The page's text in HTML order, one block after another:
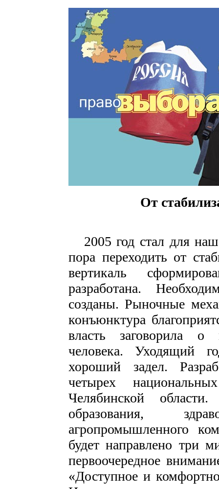
От
2005 год стал для
пора переходить от
вертикаль
разработана.
созданы. Рыночные
конъюнктура
власть заговорила о
человека. Уходящий
хороший задел.
четырех
Челябинской
образования,
агропромышленного
будет направлено три
первоочередное
«Доступное и